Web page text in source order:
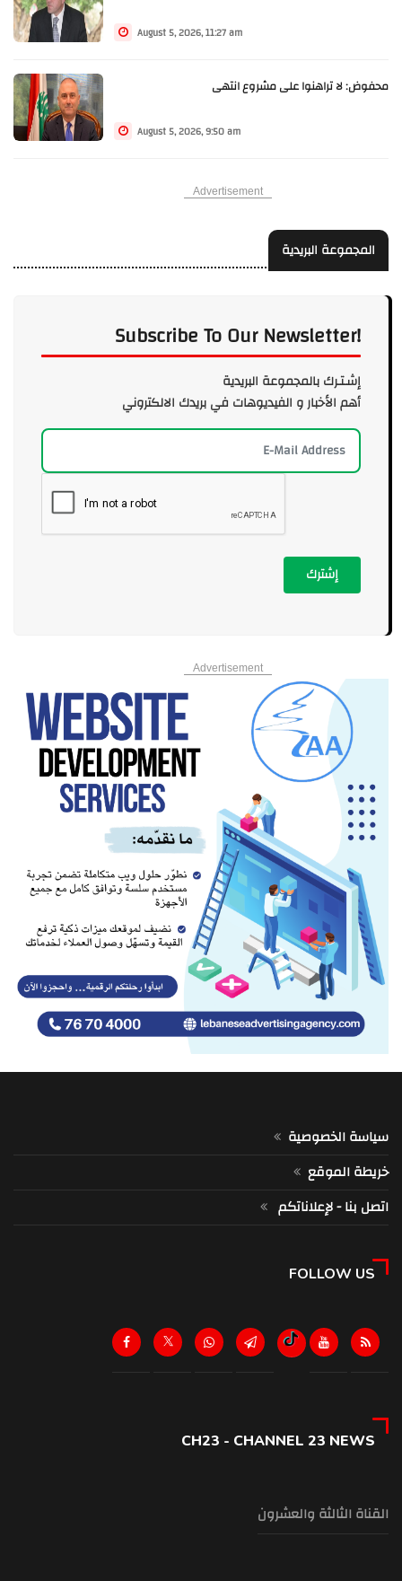
August 5, 2026, 11:27 am
محفوض: لا تراهنوا على مشروع انتهى
August 5, 2026, 9:50 am
Advertisement
المجموعة البريدية
Subscribe To Our Newsletter!
إشـتـرك بالمجموعة البريدية
أهم الأخبار و الفيديوهات في بريدك الالكتروني
إشترك
Advertisement
سياسة الخصوصية
خريطة الموقع
اتصل بنا - لإعلاناتكم
FOLLOW US
CH23 - CHANNEL 23 NEWS
القناة الثالثة والعشرون